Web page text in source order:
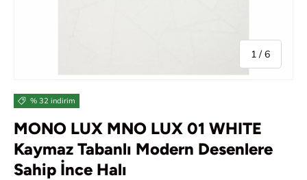
1 //6
% 32 indirim
MONO LUX MNO LUX 01 WHITE
Kaymaz Tabanlı Modern Desenlere
Sahip İnce Halı